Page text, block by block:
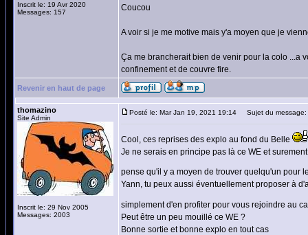
Inscrit le: 19 Avr 2020
Messages: 157
Coucou
A voir si je me motive mais y'a moyen que je
Ça me brancherait bien de venir pour la colo ...a
confinement et de couvre fire.
Revenir en haut de page
thomazino
Site Admin
Inscrit le: 29 Nov 2005
Messages: 2003
Posté le: Mar Jan 19, 2021 19:14 Sujet du message:
Cool, ces reprises des explo au fond du Belle
Je ne serais en principe pas là ce WE et
pense qu'il y a moyen de trouver quelqu'un pour
Yann, tu peux aussi éventuellement proposer à
simplement d'en profiter pour vous rejoindre au
Peut être un peu mouillé ce WE ?
Bonne sortie et bonne explo en tout cas